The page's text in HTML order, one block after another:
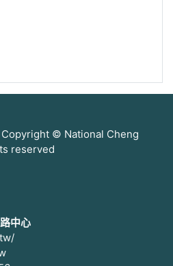
Copyright © National Cheng
reserved
中心